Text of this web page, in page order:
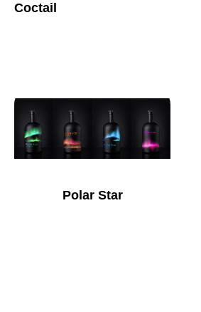
Coctail
Polar Star